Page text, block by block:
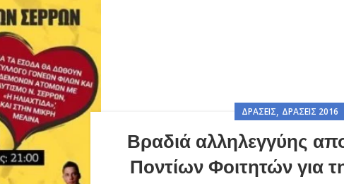
ΔΡΆΣΕΙΣ, ΔΡΆΣΕΙΣ 2016
Βραδιά αλληλεγγύης
Ποντίων Φοιτητών για